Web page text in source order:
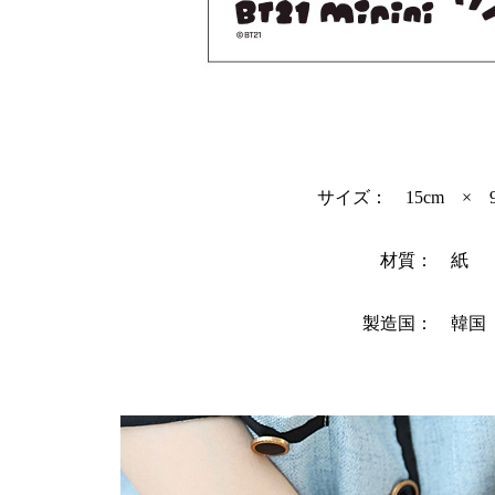
サイズ： 15cm ×
材質： 紙
製造国： 韓国